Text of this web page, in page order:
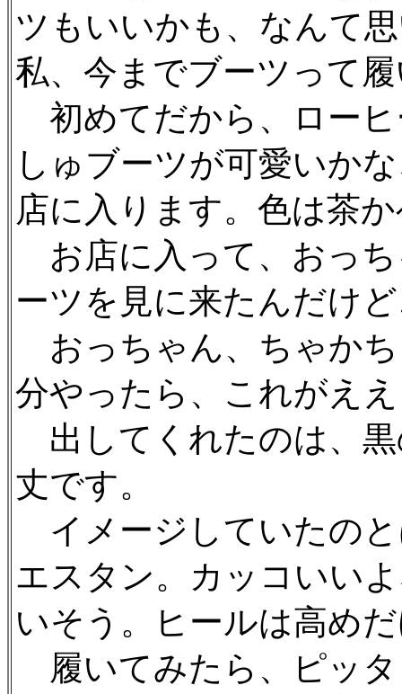
ツもいいかも、なんて
私、今までブーツって
初めてだから、ロー
しゅブーツが可愛いか
店に入ります。色は茶
お店に入って、おっ
ーツを見に来たんだけ
おっちゃん、ちゃか
分やったら、これがえ
出してくれたのは、
丈です。
イメージしていたの
エスタン。カッコいい
いそう。ヒールは高め
履いてみたら、ピッ